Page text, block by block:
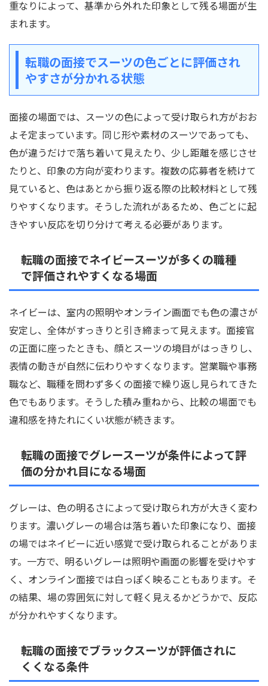
重なりによって、基準から外れた印象として残る場面が生
まれます。
転職の面接でスーツの色ごとに評価され
やすさが分かれる状態
面接の場面では、スーツの色によって受け取られ方がおお
よそ定まっています。同じ形や素材のスーツであっても、
色が違うだけで落ち着いて見えたり、少し距離を感じさせ
たりと、印象の方向が変わります。複数の応募者を続けて
見ていると、色はあとから振り返る際の比較材料として残
りやすくなります。そうした流れがあるため、色ごとに起
きやすい反応を切り分けて考える必要があります。
転職の面接でネイビースーツが多くの職種
で評価されやすくなる場面
ネイビーは、室内の照明やオンライン画面でも色の濃さが
安定し、全体がすっきりと引き締まって見えます。面接官
の正面に座ったときも、顔とスーツの境目がはっきりし、
表情の動きが自然に伝わりやすくなります。営業職や事務
職など、職種を問わず多くの面接で繰り返し見られてきた
色でもあります。そうした積み重ねから、比較の場面でも
違和感を持たれにくい状態が続きます。
転職の面接でグレースーツが条件によって評
価の分かれ目になる場面
グレーは、色の明るさによって受け取られ方が大きく変わ
ります。濃いグレーの場合は落ち着いた印象になり、面接
の場ではネイビーに近い感覚で受け取られることがありま
す。一方で、明るいグレーは照明や画面の影響を受けやす
く、オンライン面接では白っぽく映ることもあります。そ
の結果、場の雰囲気に対して軽く見えるかどうかで、反応
が分かれやすくなります。
転職の面接でブラックスーツが評価されに
くくなる条件